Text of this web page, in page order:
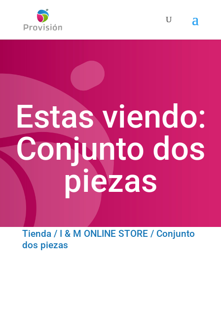
Estas viendo:
Conjunto dos
piezas
Tienda/ I & M ONLINE STORE/ Conjunto
dos piezas